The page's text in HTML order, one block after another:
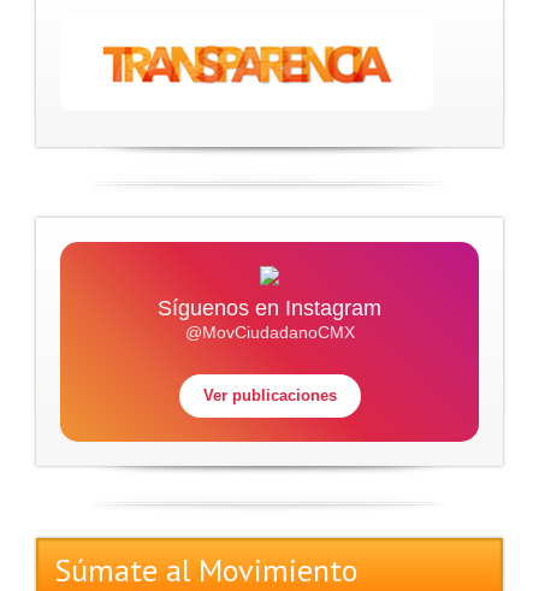
Síguenos en Instagram
@MovCiudadanoCMX
Ver publicaciones
Súmate al Movimiento